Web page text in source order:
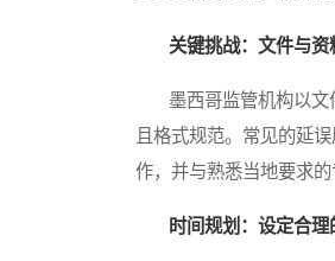
关键挑战：文件与资
墨西哥监管机构以文
且格式规范。常见的延
作，并与熟悉当地要求
时间规划：设定合理